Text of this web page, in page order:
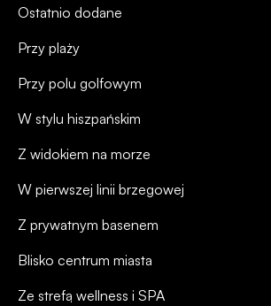
Ostatnio dodane
Przy plaży
Przy polu golfowym
W stylu hiszpańskim
Z widokiem na morze
W pierwszej linii brzegowej
Z prywatnym basenem
Blisko centrum miasta
Ze strefą wellness i SPA